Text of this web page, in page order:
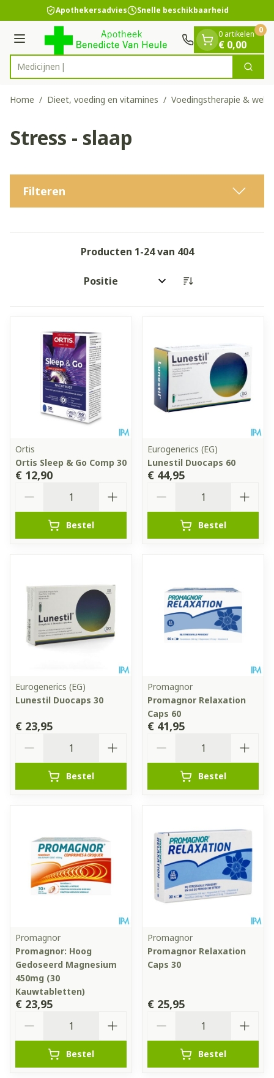
Ga naar de inhoud
1 van 1 Apothekersadvies Snelle beschikbaarheid
Menu
Product, merk, categorie... Zoek
0 artikelen
€ 0,00
0
Home / Dieet, voeding en vitamines / Voedingstherapie &
Stress - slaap
Filteren
Producten 1-24van 404
Sorteer op:
Ortis
Ortis Sleep & Go Comp 30
€ 12,90
Bestel
Eurogenerics (EG)
Lunestil Duocaps 60
€ 44,95
Bestel
Eurogenerics (EG)
Lunestil Duocaps 30
€ 23,95
Bestel
Promagnor
Promagnor Relaxation
Caps 60
€ 41,95
Bestel
Promagnor
Promagnor: Hoog
Gedoseerd Magnesium
450mg (30
Kauwtabletten)
€ 23,95
Bestel
Promagnor
Promagnor Relaxation
Caps 30
€ 25,95
Bestel